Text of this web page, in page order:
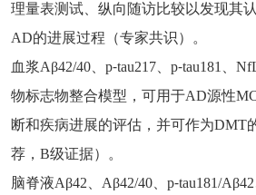
理量表测试、纵向随访比较以发现其
AD的进展过程（专家共识）。
血浆Aβ42/40、p⁃tau217、p⁃tau181、
物标志物整合模型，可用于AD源性
断和疾病进展的评估，并可作为DMT
荐，B级证据）。
脑脊液Aβ42、Aβ42/40、p⁃tau181/Aβ42